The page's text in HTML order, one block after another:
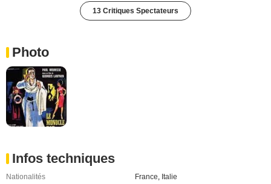
13 Critiques Spectateurs
Photo
Infos techniques
Nationalités France, Italie